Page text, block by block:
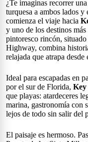
¿Te imaginas recorrer
turquesa a ambos lados
comienza el viaje hacia
y uno de los destinos
pintoresco rincón,
Highway, combina
relajada que atrapa
Ideal para escapadas en
por el sur de Florida, Key
que playas: atardeceres
marina, gastronomía con
lejos de todo sin salir del
El paisaje es hermoso.